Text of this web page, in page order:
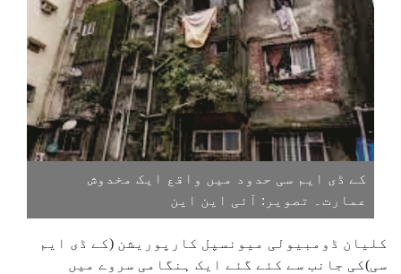
کے ڈی ایم سی حدود میں واقع ایک مخدوش
عمارت۔ تصویر: آئی این این
کلیان ڈومبیولی میونسپل کارپوریشن (کے ڈی ایم
سی)کی جانب سے کئے گئے ایک ہنگامی سروے میں